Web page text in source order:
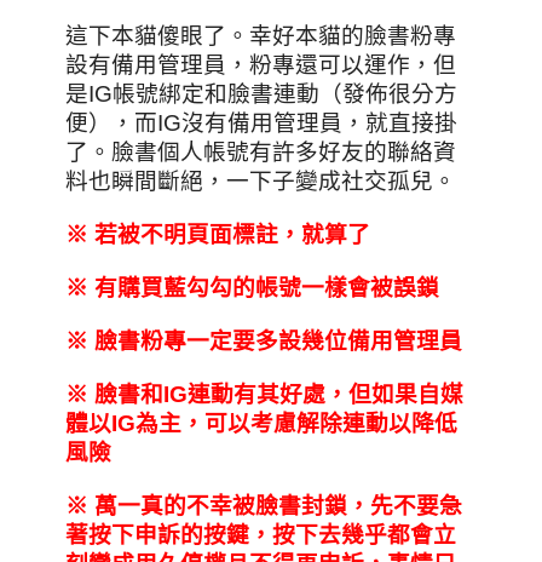
這下本貓傻眼了。幸好本貓的臉書粉專
設有備用管理員，粉專還可以運作，但
是IG帳號綁定和臉書連動（發佈很分方
便），而IG沒有備用管理員，就直接掛
了。臉書個人帳號有許多好友的聯絡資
料也瞬間斷絕，一下子變成社交孤兒。
※ 若被不明頁面標註，就算了
※ 有購買藍勾勾的帳號一樣會被誤鎖
※ 臉書粉專一定要多設幾位備用管理員
※ 臉書和IG連動有其好處，但如果自媒
體以IG為主，可以考慮解除連動以降低
風險
※ 萬一真的不幸被臉書封鎖，先不要急
著按下申訴的按鍵，按下去幾乎都會立